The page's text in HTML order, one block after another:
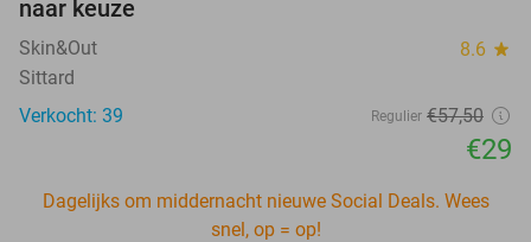
naar keuze
Skin&Out 8.6 star
Sittard
Verkocht: 39
Regulier €57,50
€29
Dagelijks om middernacht nieuwe Social Deals. Wees
snel, op = op!